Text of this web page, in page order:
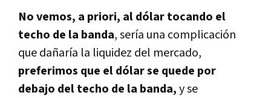
No vemos, a priori, al dólar tocando el
techo de la banda, sería una complicación
que dañaría la liquidez del mercado,
preferimos que el dólar se quede por
debajo del techo de la banda,y se